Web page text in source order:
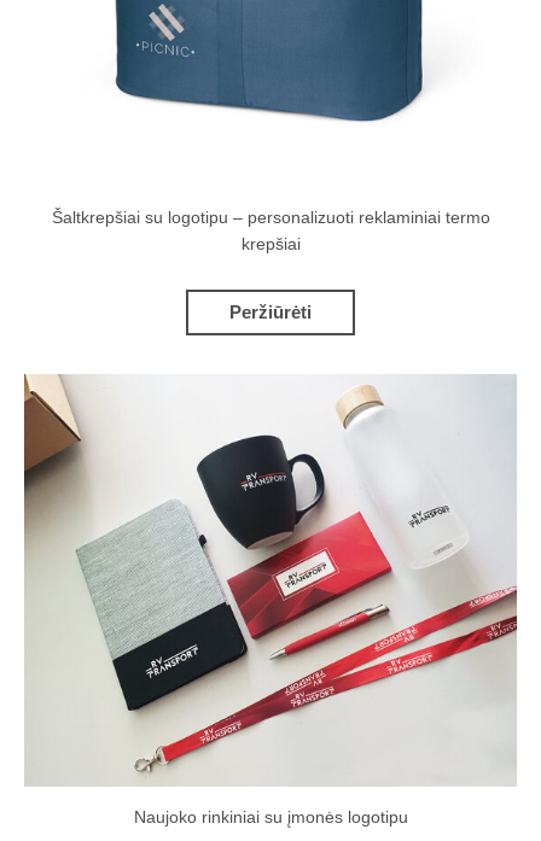
Šaltkrepšiai su logotipu – personalizuoti reklaminiai termo
krepšiai
Peržiūrėti
Naujoko rinkiniai su įmonės logotipu